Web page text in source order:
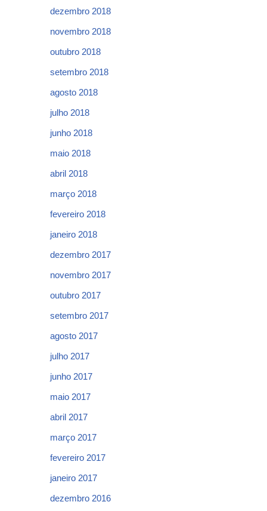
dezembro 2018
novembro 2018
outubro 2018
setembro 2018
agosto 2018
julho 2018
junho 2018
maio 2018
abril 2018
março 2018
fevereiro 2018
janeiro 2018
dezembro 2017
novembro 2017
outubro 2017
setembro 2017
agosto 2017
julho 2017
junho 2017
maio 2017
abril 2017
março 2017
fevereiro 2017
janeiro 2017
dezembro 2016